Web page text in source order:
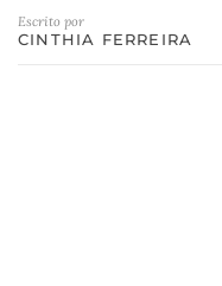
Escrito por
CINTHIA FERREIRA